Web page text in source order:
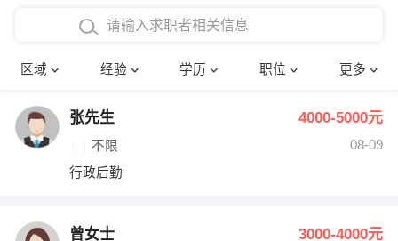
区域 经验 学历 职位 更多
在校学生工作经验
四年以上工作经验
五年以上工作经验
博士
文员 护士
财务会计
确定
张先生 4000-5000元
不限
08-09
行政后勤
曾女士 3000-4000元